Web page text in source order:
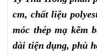
cm, chất liệu
móc thép mạ kẽm
dài tiện dụng, phù